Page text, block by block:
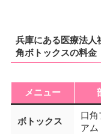
兵庫にある医療法
角ボトックスの料金
メニュー
ボトックス
口角
アム